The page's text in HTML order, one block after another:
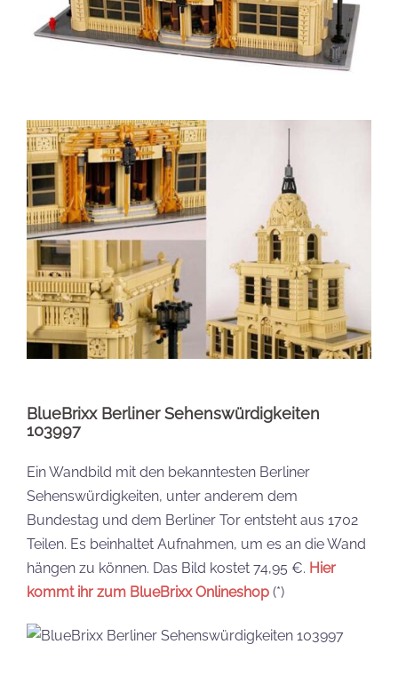
BlueBrixx Berliner Sehenswürdigkeiten
103997
Ein Wandbild mit den bekanntesten Berliner
Sehenswürdigkeiten, unter anderem dem
Bundestag und dem Berliner Tor entsteht aus 1702
Teilen. Es beinhaltet Aufnahmen, um es an die Wand
hängen zu können. Das Bild kostet 74,95 €. Hier
kommt ihr zum BlueBrixx Onlineshop (*)